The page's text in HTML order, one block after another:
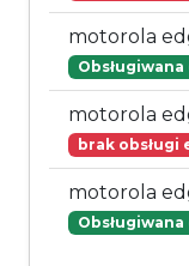
motorola
Obsługiwana
motorola
brak obsługi
motorola
Obsługiwana